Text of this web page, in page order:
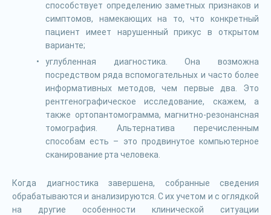
способствует определению заметных признаков и
симптомов, намекающих на то, что конкретный
пациент имеет нарушенный прикус в открытом
варианте;
углубленная диагностика. Она возможна
посредством ряда вспомогательных и часто более
информативных методов, чем первые два. Это
рентгенографическое исследование, скажем, а
также ортопантомограмма, магнитно-резонансная
томография. Альтернатива перечисленным
способам есть – это продвинутое компьютерное
сканирование рта человека.
Когда диагностика завершена, собранные сведения
обрабатываются и анализируются. С их учетом и с оглядкой
на другие особенности клинической ситуации